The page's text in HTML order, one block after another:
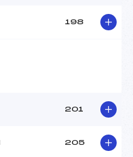
198
201
205